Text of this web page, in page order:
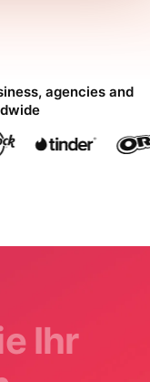
agencies and
Ihr